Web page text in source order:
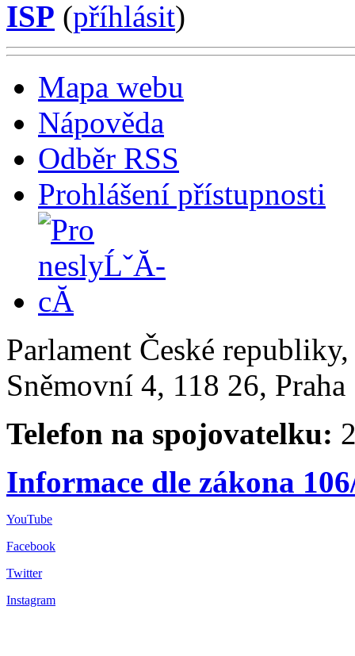
ISP (příhlásit)
Mapa webu
Nápověda
Odběr RSS
Prohlášení přístupnosti
Parlament České
Sněmovní 4, 118 26,
Telefon na spojovatelku:
Informace dle zákona
YouTube
Facebook
Twitter
Instagram